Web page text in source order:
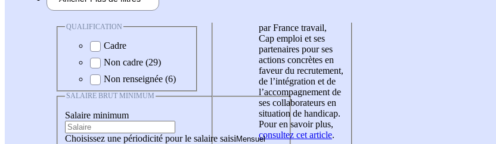
QUALIFICATION
Cadre
Non cadre (29)
Non renseignée (6)
SALAIRE BRUT MINIMUM
Salaire minimum
Choisissez une périodicité pour le salaire saisi
par France travail,
Cap emploi et ses
partenaires pour ses
actions concrètes en
faveur du recrutement,
de l’intégration et de
l’accompagnement de
ses collaborateurs en
situation de handicap.
Pour en savoir plus,
consultez cet article.